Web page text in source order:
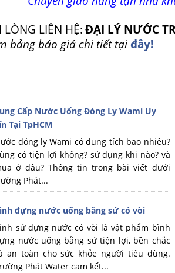
LÒNG LIÊN HỆ: ĐẠI LÝ NƯỚC
bảng báo giá chi tiết tại đây!
Cấp Nước Uống Đóng Ly Wami Uy
Tại TpHCM
đóng ly Wami có dung tích bao nhiêu?
có tiện lợi không? sử dụng khi nào? và
ở đâu? Thông tin trong bài viết dưới
Phát...
đựng nước uống bằng sứ có vòi
sứ đựng nước có vòi là vật phẩm bình
nước uống bằng sứ tiện lợi, bền chắc
an toàn cho sức khỏe người tiêu dùng.
Phát Water cam kết...